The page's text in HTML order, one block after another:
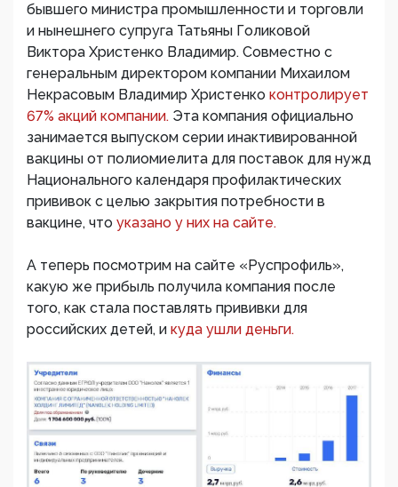
бывшего министра промышленности и торговли
и нынешнего супруга Татьяны Голиковой
Виктора Христенко Владимир. Совместно с
генеральным директором компании Михаилом
Некрасовым Владимир Христенко контролирует
67% акций компании. Эта компания официально
занимается выпуском серии инактивированной
вакцины от полиомиелита для поставок для нужд
Национального календаря профилактических
прививок с целью закрытия потребности в
вакцине, что указано у них на сайте.
А теперь посмотрим на сайте «Руспрофиль»,
какую же прибыль получила компания после
того, как стала поставлять прививки для
российских детей, и куда ушли деньги.